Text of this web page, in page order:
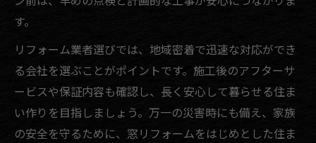
す。
リフォーム業者選びでは、地域密着で迅速な対応ができ
る会社を選ぶことがポイントです。施工後のアフターサ
ービスや保証内容も確認し、長く安心して暮らせる住ま
い作りを目指しましょう。万一の災害時にも備え、家族
の安全を守るために、窓リフォームをはじめとした住ま